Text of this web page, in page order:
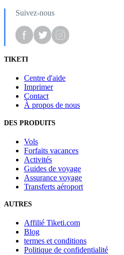
Suivez-nous
TIKETI
Centre d'aide
Imprimer
Contact
À propos de nous
DES PRODUITS
Vols
Forfaits vacances
Activités
Guides de voyage
Assurance voyage
Transferts aéroport
AUTRES
Affilié Tiketi.com
Blog
termes et conditions
Politique de confidentialité